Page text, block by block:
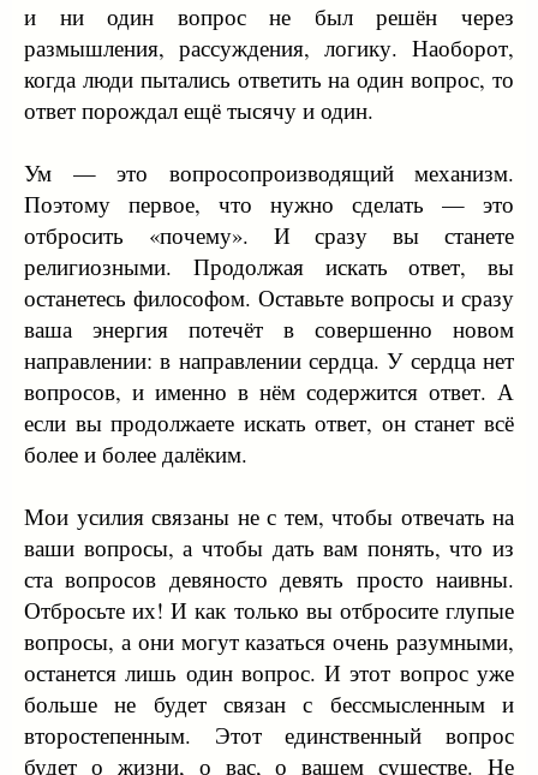
и ни один вопрос не был решён через
размышления, рассуждения, логику. Наоборот,
когда люди пытались ответить на один вопрос, то
ответ порождал ещё тысячу и один.
Ум — это вопросопроизводящий механизм.
Поэтому первое, что нужно сделать — это
отбросить «почему». И сразу вы станете
религиозными. Продолжая искать ответ, вы
останетесь философом. Оставьте вопросы и сразу
ваша энергия потечёт в совершенно новом
направлении: в направлении сердца. У сердца нет
вопросов, и именно в нём содержится ответ. А
если вы продолжаете искать ответ, он станет всё
более и более далёким.
Мои усилия связаны не с тем, чтобы отвечать на
ваши вопросы, а чтобы дать вам понять, что из
ста вопросов девяносто девять просто наивны.
Отбросьте их! И как только вы отбросите глупые
вопросы, а они могут казаться очень разумными,
останется лишь один вопрос. И этот вопрос уже
больше не будет связан с бессмысленным и
второстепенным. Этот единственный вопрос
будет о жизни, о вас, о вашем существе. Не